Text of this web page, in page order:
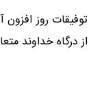
توفیقات روز
از درگاه خداوند